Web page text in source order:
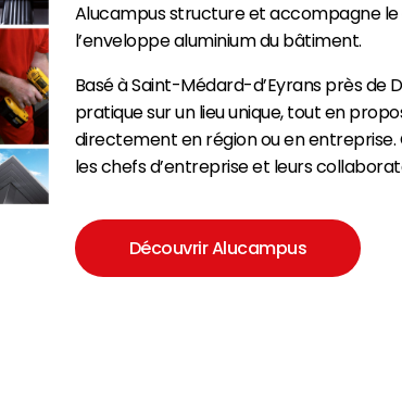
Alucampus structure et accompagne
l’enveloppe aluminium du bâtiment.
Basé à Saint-Médard-d’Eyrans près de
pratique sur un lieu unique, tout en
directement en région ou en
les chefs d’entreprise et leurs
Découvrir Alucampus